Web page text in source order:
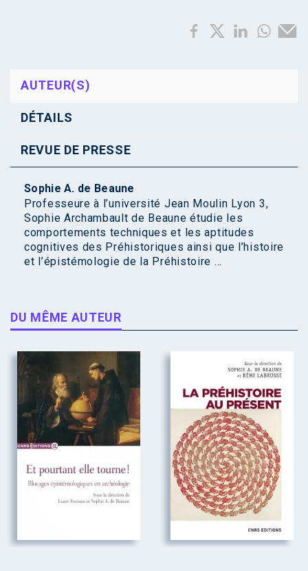
AUTEUR(S)
DÉTAILS
REVUE DE PRESSE
Sophie A. de Beaune
Professeure à l’université Jean Moulin Lyon 3,
Sophie Archambault de Beaune étudie les
comportements techniques et les aptitudes
cognitives des Préhistoriques ainsi que l’histoire
et l’épistémologie de la Préhistoire ...
DU MÊME AUTEUR